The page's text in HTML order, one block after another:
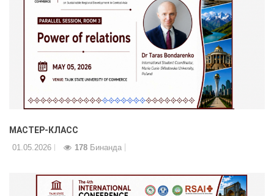
МАСТЕР-КЛАСС
01.05.2026 178 Бинанда